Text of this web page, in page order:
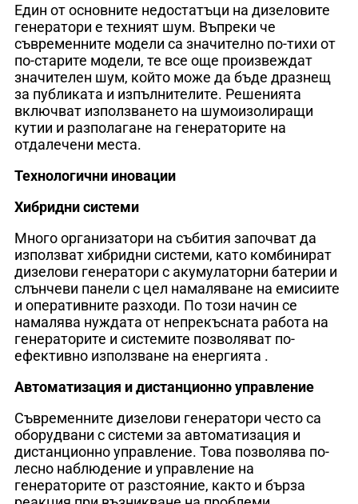
Един от основните недостатъци на дизеловите
генератори е техният шум. Въпреки че
съвременните модели са значително по-тихи от
по-старите модели, те все още произвеждат
значителен шум, който може да бъде дразнещ
за публиката и изпълнителите. Решенията
включват използването на шумоизолиращи
кутии и разполагане на генераторите на
отдалечени места.
Технологични иновации
Хибридни системи
Много организатори на събития започват да
използват хибридни системи, като комбинират
дизелови генератори с акумулаторни батерии и
слънчеви панели с цел намаляване на емисиите
и оперативните разходи. По този начин се
намалява нуждата от непрекъсната работа на
генераторите и системите позволяват по-
ефективно използване на енергията .
Автоматизация и дистанционно управление
Съвременните дизелови генератори често са
оборудвани с системи за автоматизация и
дистанционно управление. Това позволява по-
лесно наблюдение и управление на
генераторите от разстояние, както и бърза